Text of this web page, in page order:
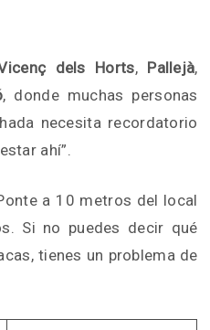
dels Horts, Pallejà,
, donde muchas personas
necesita recordatorio
ahí”.
a 10 metros del local
Si no puedes decir qué
tienes un problema de